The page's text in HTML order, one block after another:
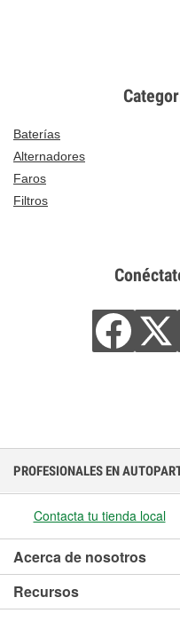
Baterías
Alternadores
Faros
Filtros
PROFESIONALES EN
Contacta tu tienda local
Acerca de nosotros
Recursos